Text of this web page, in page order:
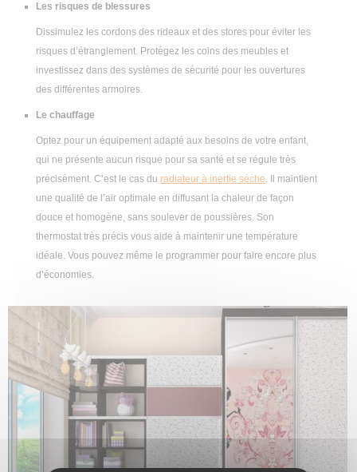
Les risques de blessures
Dissimulez les cordons des rideaux et des stores pour éviter les
risques d’étranglement. Protégez les coins des meubles et
investissez dans des systèmes de sécurité pour les ouvertures
des différentes armoires.
Le chauffage
Optez pour un équipement adapté aux besoins de votre enfant,
qui ne présente aucun risque pour sa santé et se régule très
précisément. C’est le cas du radiateur à inertie sèche. Il maintient
une qualité de l’air optimale en diffusant la chaleur de façon
douce et homogène, sans soulever de poussières. Son
thermostat très précis vous aide à maintenir une température
idéale. Vous pouvez même le programmer pour faire encore plus
d’économies.